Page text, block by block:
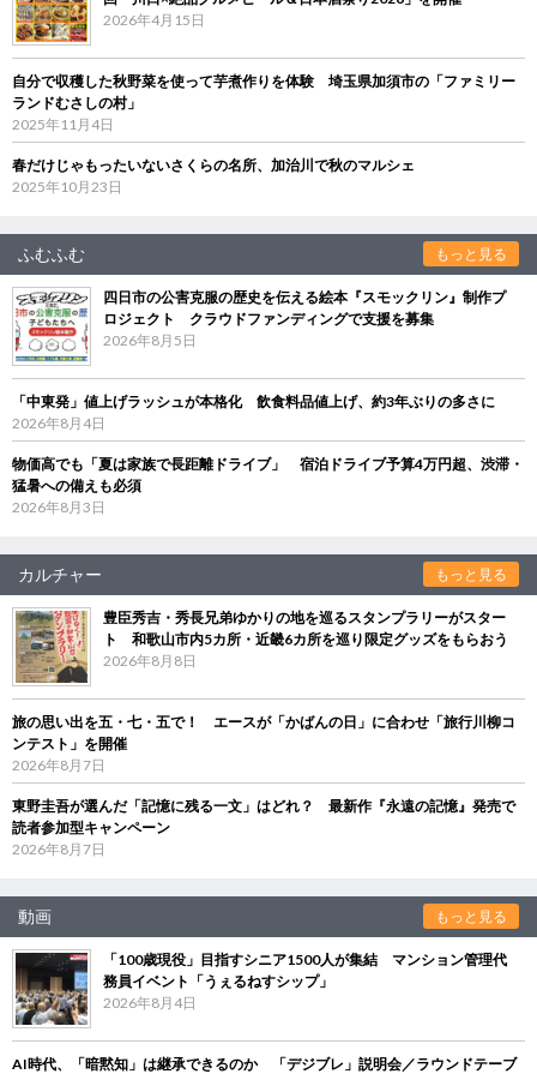
2026年4月15日
自分で収穫した秋野菜を使って芋煮作りを体験 埼玉県加須市の「ファミリー
ランドむさしの村」
2025年11月4日
春だけじゃもったいないさくらの名所、加治川で秋のマルシェ
2025年10月23日
ふむふむ もっと見る
四日市の公害克服の歴史を伝える絵本『スモックリン』制作プ
ロジェクト クラウドファンディングで支援を募集
2026年8月5日
「中東発」値上げラッシュが本格化 飲食料品値上げ、約3年ぶりの多さに
2026年8月4日
物価高でも「夏は家族で長距離ドライブ」 宿泊ドライブ予算4万円超、渋滞・
猛暑への備えも必須
2026年8月3日
カルチャー もっと見る
豊臣秀吉・秀長兄弟ゆかりの地を巡るスタンプラリーがスター
ト 和歌山市内5カ所・近畿6カ所を巡り限定グッズをもらおう
2026年8月8日
旅の思い出を五・七・五で！ エースが「かばんの日」に合わせ「旅行川柳コ
ンテスト」を開催
2026年8月7日
東野圭吾が選んだ「記憶に残る一文」はどれ？ 最新作『永遠の記憶』発売で
読者参加型キャンペーン
2026年8月7日
動画 もっと見る
「100歳現役」目指すシニア1500人が集結 マンション管理代
務員イベント「うぇるねすシップ」
2026年8月4日
AI時代、「暗黙知」は継承できるのか 「デジブレ」説明会／ラウンドテーブ